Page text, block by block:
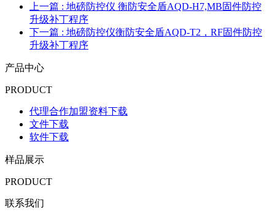
上一篇 : 地磅防控仪 衡防安全盾AQD-H7,MB固件防控
升级补丁程序
下一篇 : 地磅防控仪衡防安全盾AQD-T2，RF固件防控
升级补丁程序
产品中心
PRODUCT
代理合作加盟资料下载
文件下载
软件下载
样品展示
PRODUCT
联系我们